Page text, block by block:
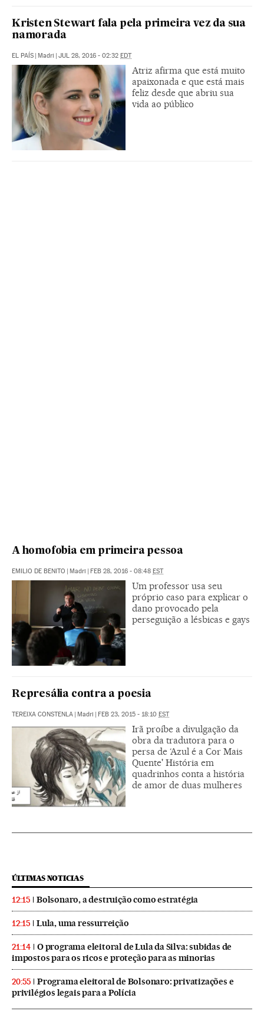
Kristen Stewart fala pela primeira vez da sua
namorada
EL PAÍS | Madri | JUL 28, 2016 - 02:32 EDT
Atriz afirma que está muito
apaixonada e que está mais
feliz desde que abriu sua
vida ao público
A homofobia em primeira pessoa
EMILIO DE BENITO | Madri | FEB 28, 2016 - 08:48 EST
Um professor usa seu
próprio caso para explicar o
dano provocado pela
perseguição a lésbicas e gays
Represália contra a poesia
TEREIXA CONSTENLA | Madri | FEB 23, 2015 - 18:10 EST
Irã proíbe a divulgação da
obra da tradutora para o
persa de ‘Azul é a Cor Mais
Quente' História em
quadrinhos conta a história
de amor de duas mulheres
ÚLTIMAS NOTICIAS
12:15 Bolsonaro, a destruição como estratégia
12:15 Lula, uma ressurreição
21:14
O programa eleitoral de Lula da Silva: subidas de
impostos para os ricos e proteção para as minorias
20:55
Programa eleitoral de Bolsonaro: privatizações e
privilégios legais para a Polícia